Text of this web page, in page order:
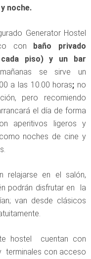
noche.
Generator Hostel
con baño privado
piso) y un bar
se sirve un
a las 10.00 horas; no
pero recomiendo
el día de forma
aperitivos ligeros y
noches de cine y
relajarse en el salón,
podrán disfrutar en la
van desde clásicos
hostel cuentan con
terminales con acceso